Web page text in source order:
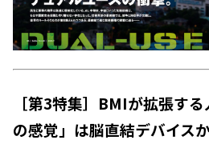
［第3特集］BMIが拡張す
の感覚」は脳直結デバイス